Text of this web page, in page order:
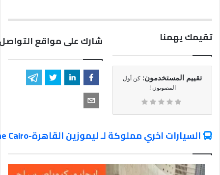
تقيمك يهمنا
تقييم المستخدمون: كن أول
المصوتون !
شارك على مواقع
السيارات اخري مملوكة لـ ليموزين القاهرة-Limousine Cairo